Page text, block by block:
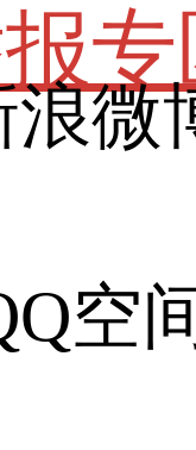
专
浪微
空